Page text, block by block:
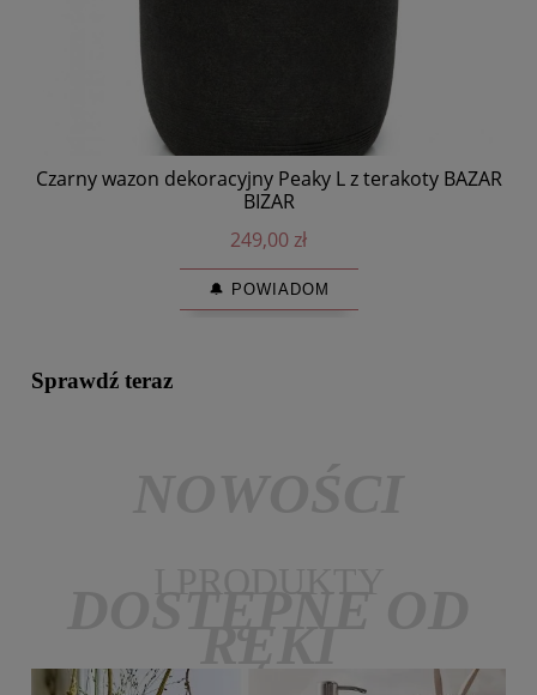
Czarny wazon dekoracyjny Peaky L z terakoty BAZAR
BIZAR
249,00 zł
🔔 POWIADOM
Sprawdź teraz